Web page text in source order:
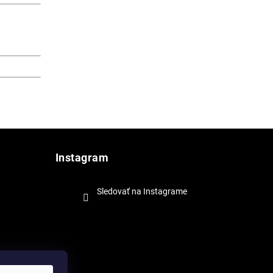
Instagram
Sledovať na Instagrame